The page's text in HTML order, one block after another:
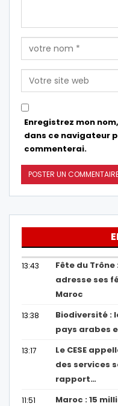
Enregistrez mon
dans ce navigateur
commenterai.
13:43
Fête du
adresse ses
Maroc
13:38
Biodiversité :
pays arabes
13:17
Le CESE
des services
rapport…
11:51
Maroc : 15